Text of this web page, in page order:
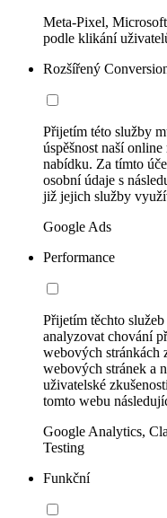
Meta-Pixel,
podle klikání
Rozšířený
Přijetím této služby
úspěšnost naší
nabídku. Za tímto
osobní údaje s
již jejich služby
Google Ads
Performance
Přijetím těchto
analyzovat chování
webových stránkách
webových stránek a
uživatelské
tomto webu
Google Analytics,
Testing
Funkční